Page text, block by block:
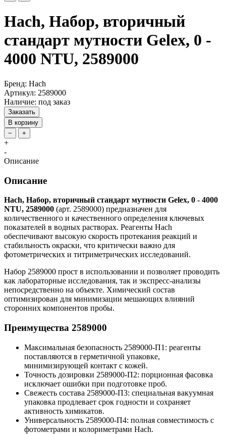
Hach, Набор, вторичный
стандарт мутности Gelex, 0 -
4000 NTU, 2589000
Бренд: Hach
Артикул: 2589000
Наличие: под заказ
Заказать
В корзину
−
+
+
-
Описание
Описание
Hach, Набор, вторичный стандарт мутности Gelex, 0 - 4000
NTU, 2589000 (арт. 2589000) предназначен для
количественного и качественного определения ключевых
показателей в водных растворах. Реагенты Hach
обеспечивают высокую скорость протекания реакций и
стабильность окраски, что критически важно для
фотометрических и титриметрических исследований.
Набор 2589000 прост в использовании и позволяет проводить
как лабораторные исследования, так и экспресс-анализы
непосредственно на объекте. Химический состав
оптимизирован для минимизации мешающих влияний
сторонних компонентов пробы.
Преимущества 2589000
Максимальная безопасность 2589000-П1: реагенты
поставляются в герметичной упаковке,
минимизирующей контакт с кожей.
Точность дозировки 2589000-П2: порционная фасовка
исключает ошибки при подготовке проб.
Свежесть состава 2589000-П3: специальная вакуумная
упаковка продлевает срок годности и сохраняет
активность химикатов.
Универсальность 2589000-П4: полная совместимость с
фотометрами и колориметрами Hach.